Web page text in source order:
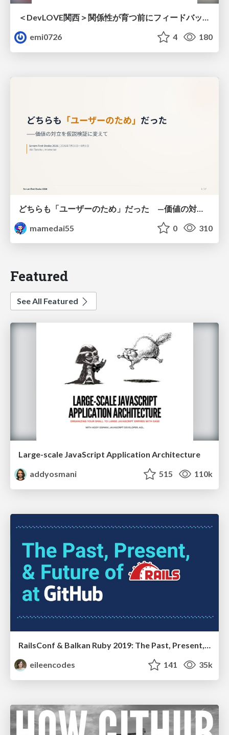
＜DevLOVE関西＞関係性が育つ前にフィードバックを届ける ～関係性が育つのを待てないとき、どう渡すのか～
emi0726
4 180
mamedai55
0 310
Featured
See All Featured
Large-scale JavaScript Application Architecture
addyosmani
515 110k
RailsConf & Balkan Ruby 2019: The Past, Present, and Future of Rails at GitHub
eileencodes
141 35k